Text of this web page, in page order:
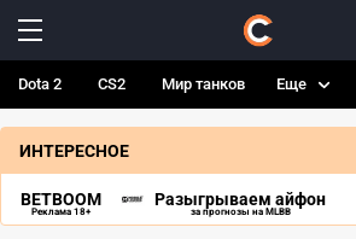
Dota 2 CS2 Мир танков Еще
ИНТЕРЕСНОЕ
BETBOOM
Реклама 18+
Разыгрываем айфон
за прогнозы на MLBB